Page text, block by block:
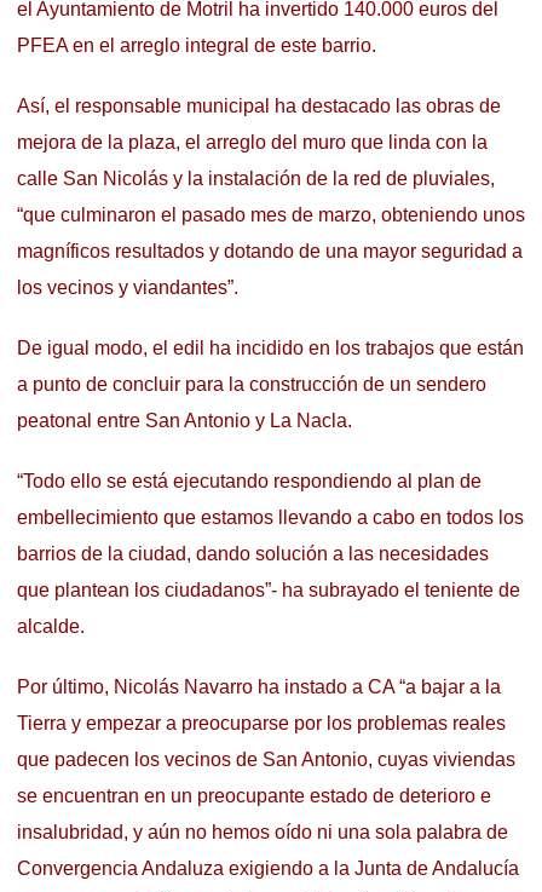
el Ayuntamiento de Motril ha invertido 140.000 euros del
PFEA en el arreglo integral de este barrio.
Así, el responsable municipal ha destacado las obras de
mejora de la plaza, el arreglo del muro que linda con la
calle San Nicolás y la instalación de la red de pluviales,
“que culminaron el pasado mes de marzo, obteniendo unos
magníficos resultados y dotando de una mayor seguridad a
los vecinos y viandantes”.
De igual modo, el edil ha incidido en los trabajos que están
a punto de concluir para la construcción de un sendero
peatonal entre San Antonio y La Nacla.
“Todo ello se está ejecutando respondiendo al plan de
embellecimiento que estamos llevando a cabo en todos los
barrios de la ciudad, dando solución a las necesidades
que plantean los ciudadanos”- ha subrayado el teniente de
alcalde.
Por último, Nicolás Navarro ha instado a CA “a bajar a la
Tierra y empezar a preocuparse por los problemas reales
que padecen los vecinos de San Antonio, cuyas viviendas
se encuentran en un preocupante estado de deterioro e
insalubridad, y aún no hemos oído ni una sola palabra de
Convergencia Andaluza exigiendo a la Junta de Andalucía